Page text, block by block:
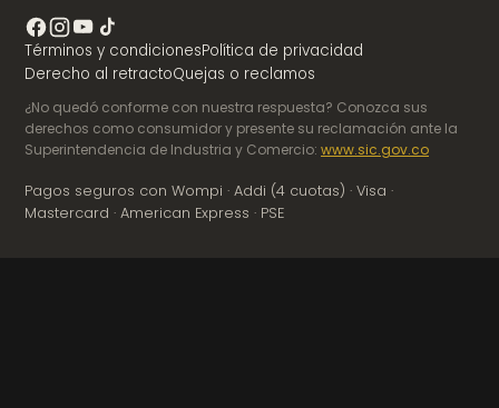
Términos y condicionesPolítica de privacidad
Derecho al retractoQuejas o reclamos
¿No quedó conforme con nuestra respuesta? Conozca sus
derechos como consumidor y presente su reclamación ante la
Superintendencia de Industria y Comercio: www.sic.gov.co
Pagos seguros con Wompi · Addi (4 cuotas) · Visa ·
Mastercard · American Express · PSE